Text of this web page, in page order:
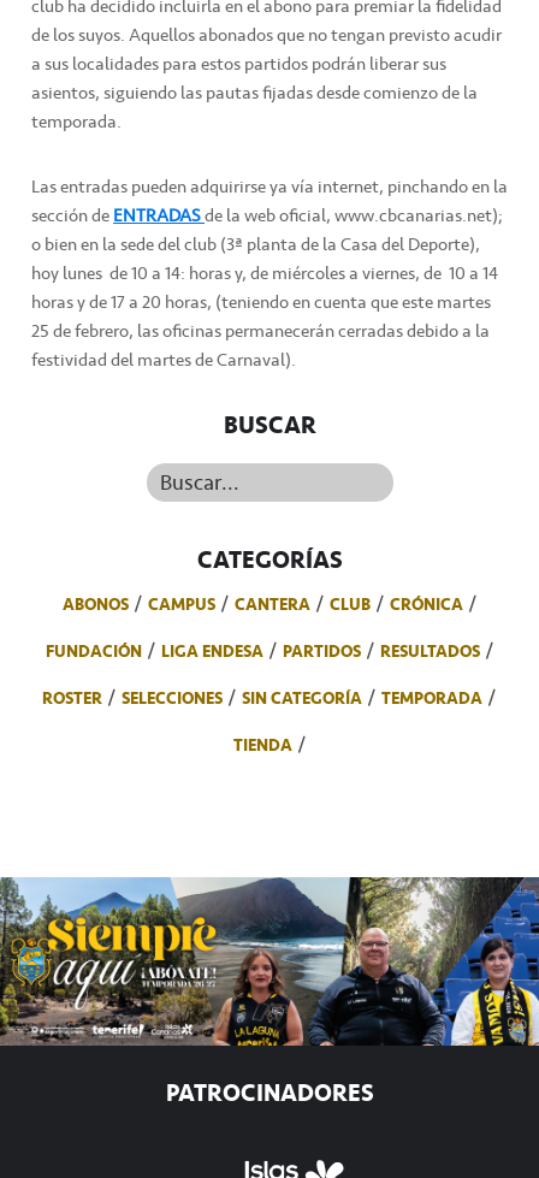
club ha decidido incluirla en el abono para premiar la fidelidad
de los suyos. Aquellos abonados que no tengan previsto acudir
a sus localidades para estos partidos podrán liberar sus
asientos, siguiendo las pautas fijadas desde comienzo de la
temporada.
Las entradas pueden adquirirse ya vía internet, pinchando en la
sección deENTRADASde la web oficial, www.cbcanarias.net);
o bien en la sede del club (3ª planta de la Casa del Deporte),
hoy lunes de 10 a 14: horas y, de miércoles a viernes, de 10 a 14
horas y de 17 a 20 horas, (teniendo en cuenta que este martes
25 de febrero, las oficinas permanecerán cerradas debido a la
festividad del martes de Carnaval).
BUSCAR
Buscar...
CATEGORÍAS
ABONOS CAMPUS CANTERA CLUB
CRÓNICA
FUNDACIÓN
LIGA ENDESA PARTIDOS
RESULTADOS
ROSTER
SELECCIONES SIN CATEGORÍA
TEMPORADA
TIENDA
PATROCINADORES